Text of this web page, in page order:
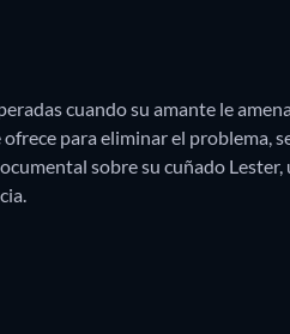
cuando su amante le
para eliminar el problema,
sobre su cuñado